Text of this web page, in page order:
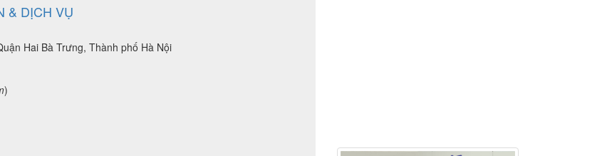
& DỊCH VỤ
Hai Bà Trưng, Thành phố Hà Nội
)